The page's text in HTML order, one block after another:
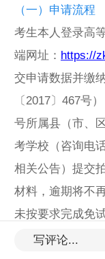
（一）申请流程
考生本人登录高
端网址： https://
交申请数据并缴
〔2017〕467号
号所属县（市、
考学校（咨询电
相关公告）提交
材料，逾期将不
未按要求完成免
成功。
写评论...